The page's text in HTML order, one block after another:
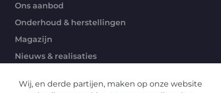
Ons aanbod
Onderhoud & herstellingen
Magazijn
Nieuws & realisaties
Contact
Wij, en derde partijen, maken op onze website